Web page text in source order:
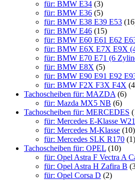
für: BMW E34 (3)
für: BMW E36 (5)
für: BMW E38 E39 E53
für: BMW E46 (15)
für: BMW E60 E61 E62
für: BMW E6X E7X E9X
für: BMW E70 E71 (6
für: BMW E8X (5)
für: BMW E90 E91 E92
für: BMW F2X F3X F4X
Tachoscheiben für: MAZDA (6)
für: Mazda MX5 NB (6)
Tachoscheiben für: MERCEDES
für: Mercedes E-Klasse
für: Mercedes M-Klasse (10)
für: Mercedes SLK R170 (1)
Tachoscheiben für: OPEL (10)
für: Opel Astra F Vectra A
für: Opel Astra H Zafira B
für: Opel Corsa D (2)